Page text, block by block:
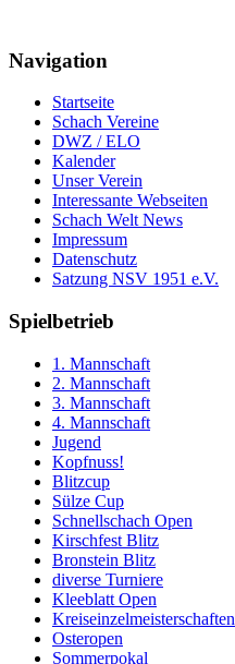
Navigation
Startseite
Schach Vereine
DWZ / ELO
Kalender
Unser Verein
Interessante Webseiten
Schach Welt News
Impressum
Datenschutz
Satzung NSV 1951 e.V.
Spielbetrieb
1. Mannschaft
2. Mannschaft
3. Mannschaft
4. Mannschaft
Jugend
Kopfnuss!
Blitzcup
Sülze Cup
Schnellschach Open
Kirschfest Blitz
Bronstein Blitz
diverse Turniere
Kleeblatt Open
Kreiseinzelmeisterschaften
Osteropen
Sommerpokal